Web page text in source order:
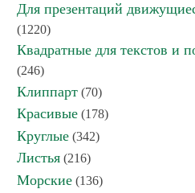
Для презентаций
(1220)
Квадратные для текстов и
(246)
Клиппарт (70)
Красивые (178)
Круглые (342)
Листья (216)
Морские (136)